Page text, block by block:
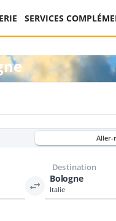
SERVICES
Aller-
Bologne
Italie
Destination